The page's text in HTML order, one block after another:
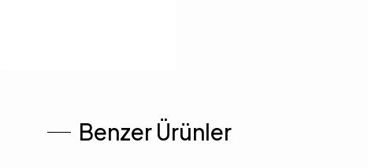
Benzer Ürünler